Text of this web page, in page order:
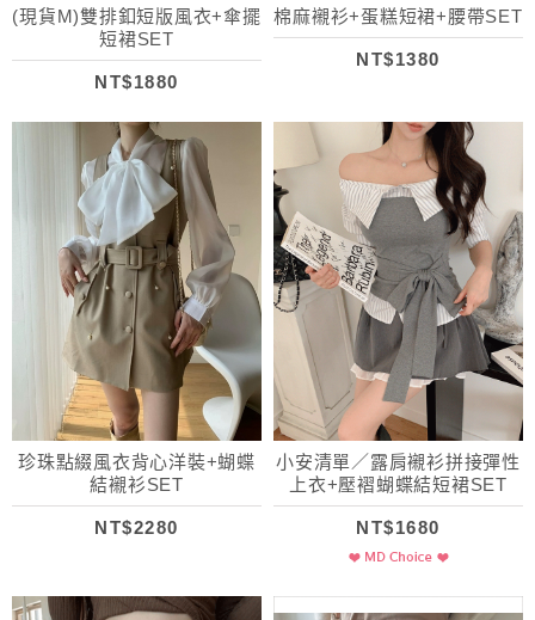
(現貨M)雙排釦短版風衣+傘擺
短裙SET
NT$1880
棉麻襯衫+蛋糕短裙+腰帶SET
NT$1380
珍珠點綴風衣背心洋裝+蝴蝶
結襯衫SET
NT$2280
小安清單／露肩襯衫拼接彈性
上衣+壓褶蝴蝶結短裙SET
NT$1680